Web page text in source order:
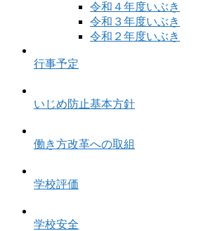
令和４年度いぶき
令和３年度いぶき
令和２年度いぶき
行事予定
いじめ防止基本方針
働き方改革への取組
学校評価
学校安全